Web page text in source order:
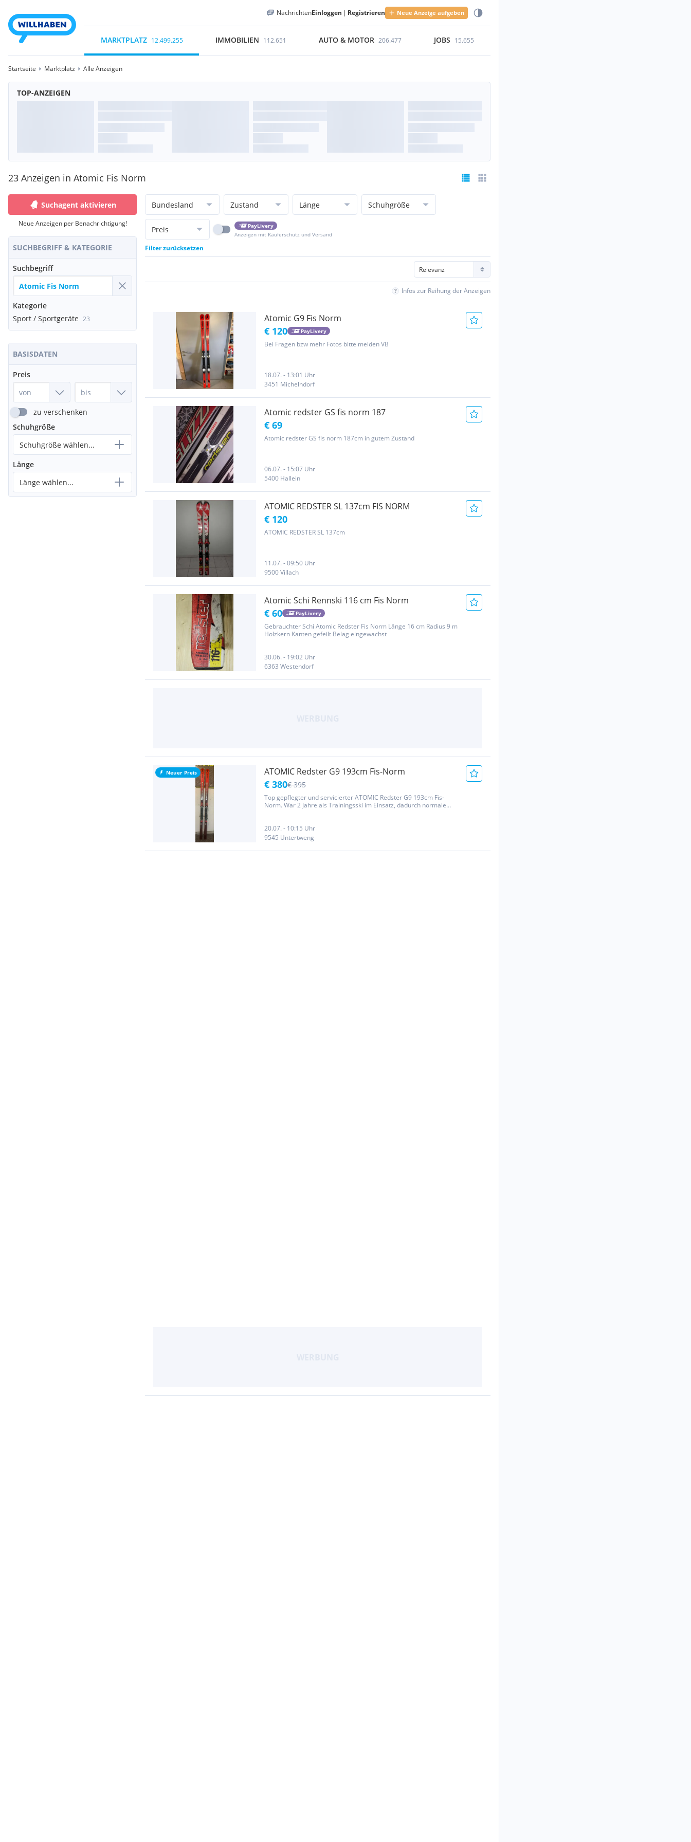
NachrichtenEinloggen | Registrieren Neue Anzeige aufgeben
MARKTPLATZ 12.499.255 IMMOBILIEN 112.651 AUTO & MOTOR 206.477 JOBS 15.655
Startseite Marktplatz Alle Anzeigen
TOP-ANZEIGEN
23 Anzeigen in Atomic Fis Norm
Suchagent aktivieren
Neue Anzeigen per Benachrichtigung!
SUCHBEGRIFF & KATEGORIE
Suchbegriff
Kategorie
Sport / Sportgeräte 23
BASISDATEN
Preis
zu verschenken
Schuhgröße
Schuhgröße wählen...
Länge
Länge wählen...
Bundesland Zustand Länge Schuhgröße
Preis
PayLivery
Anzeigen mit Käuferschutz und Versand
Filter zurücksetzen
Infos zur Reihung der Anzeigen
Atomic G9 Fis Norm
€ 120 PayLivery
Bei Fragen bzw mehr Fotos bitte melden VB
18.07. - 13:01 Uhr
3451 Michelndorf
Atomic redster GS fis norm 187
€ 69
Atomic redster GS fis norm 187cm in gutem Zustand
06.07. - 15:07 Uhr
5400 Hallein
ATOMIC REDSTER SL 137cm FIS NORM
€ 120
ATOMIC REDSTER SL 137cm
11.07. - 09:50 Uhr
9500 Villach
Atomic Schi Rennski 116 cm Fis Norm
€ 60 PayLivery
Gebrauchter Schi Atomic Redster Fis Norm Länge 16 cm Radius 9 m
Holzkern Kanten gefeilt Belag eingewachst
30.06. - 19:02 Uhr
6363 Westendorf
Neuer Preis ATOMIC Redster G9 193cm Fis-Norm
€ 380€ 395
Top gepflegter und servicierter ATOMIC Redster G9 193cm Fis-
Norm. War 2 Jahre als Trainingsski im Einsatz, dadurch normale
20.07. - 10:15 Uhr
9545 Untertweng